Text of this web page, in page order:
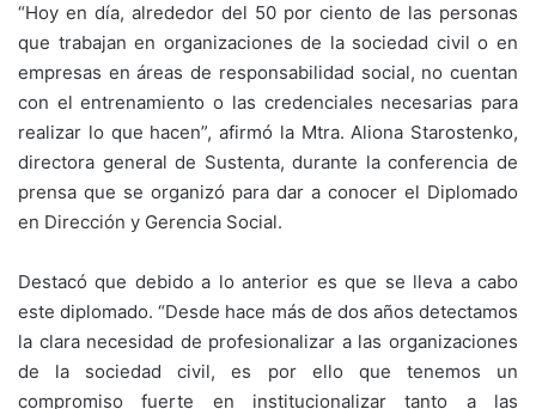
“Hoy en día, alrededor del 50 por ciento de las personas
que trabajan en organizaciones de la sociedad civil o en
empresas en áreas de responsabilidad social, no cuentan
con el entrenamiento o las credenciales necesarias para
realizar lo que hacen”, afirmó la Mtra. Aliona Starostenko,
directora general de Sustenta, durante la conferencia de
prensa que se organizó para dar a conocer el Diplomado
en Dirección y Gerencia Social.
Destacó que debido a lo anterior es que se lleva a cabo
este diplomado. “Desde hace más de dos años detectamos
la clara necesidad de profesionalizar a las organizaciones
de la sociedad civil, es por ello que tenemos un
compromiso fuerte en institucionalizar tanto a las